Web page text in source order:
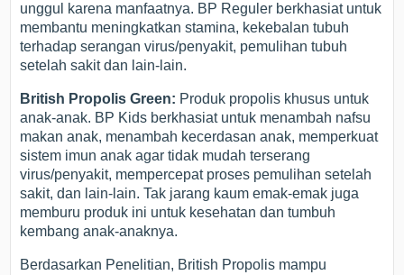
unggul karena manfaatnya. BP Reguler berkhasiat untuk
membantu meningkatkan stamina, kekebalan tubuh
terhadap serangan virus/penyakit, pemulihan tubuh
setelah sakit dan lain-lain.
British Propolis Green: Produk propolis khusus untuk
anak-anak. BP Kids berkhasiat untuk menambah nafsu
makan anak, menambah kecerdasan anak, memperkuat
sistem imun anak agar tidak mudah terserang
virus/penyakit, mempercepat proses pemulihan setelah
sakit, dan lain-lain. Tak jarang kaum emak-emak juga
memburu produk ini untuk kesehatan dan tumbuh
kembang anak-anaknya.
Berdasarkan Penelitian, British Propolis mampu